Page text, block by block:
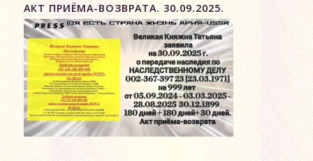
АКТ ПРИЁМА-ВОЗВРАТА. 30.09.2025.